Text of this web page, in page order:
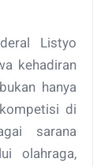
Listyo
kehadiran
hanya
di
sarana
olahraga,